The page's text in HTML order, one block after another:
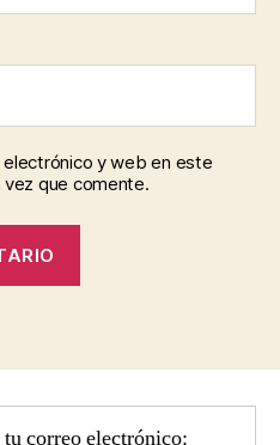
y web en este
vez que comente.
correo electrónico: